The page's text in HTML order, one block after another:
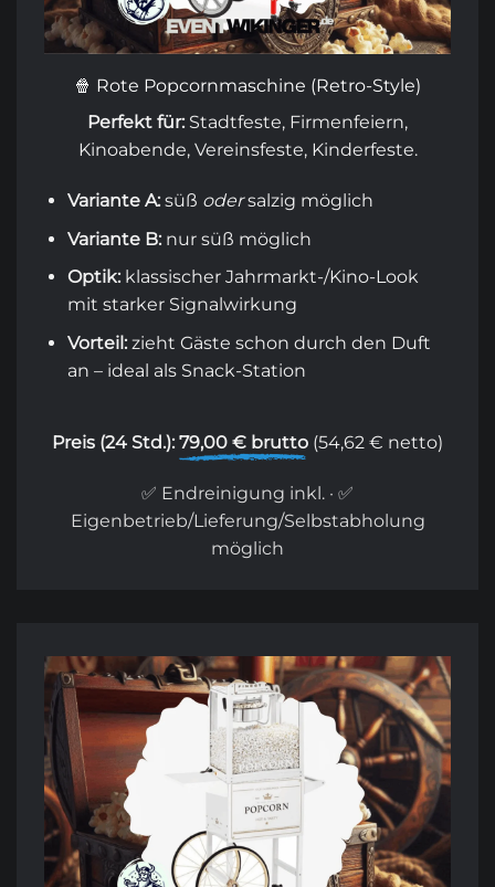
🍿 Rote Popcornmaschine (Retro-Style)
Perfekt für: Stadtfeste, Firmenfeiern,
Kinoabende, Vereinsfeste, Kinderfeste.
Variante A:süß odersalzig möglich
Variante B:nur süß möglich
Optik:klassischer Jahrmarkt-/Kino-Look
mit starker Signalwirkung
Vorteil:zieht Gäste schon durch den Duft
an – ideal als Snack-Station
Preis (24 Std.): 79,00 € brutto (54,62 € netto)
✅ Endreinigung inkl. · ✅
Eigenbetrieb/Lieferung/Selbstabholung
möglich